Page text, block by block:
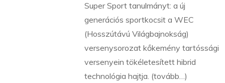
Super Sport tanulmányt: a új
generációs sportkocsit a WEC
(Hosszútávú Világbajnokság)
versenysorozat kőkemény tartóssági
versenyein tökéletesített hibrid
technológia hajtja. (tovább…)